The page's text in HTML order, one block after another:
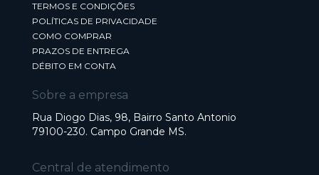
TERMOS E CONDIÇÕES
POLÍTICAS DE PRIVACIDADE
COMO COMPRAR
PRAZOS DE ENTREGA
DÉBITO EM CONTA
Sobre a empresa
Rua Diogo Dias, 98, Bairro Santo Antonio
79100-230. Campo Grande MS.
Central de atendimento